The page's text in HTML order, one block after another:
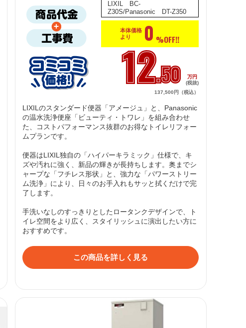
LIXIL BC-
Z30S/Panasonic DT-Z350
本体価格
より
0 %OFF!!
12.50
万円
(税抜)
137,500円（税込）
LIXILのスタンダード便器「アメージュ」と、Panasonic
の温水洗浄便座「ビューティ・トワレ」を組み合わせ
た、コストパフォーマンス抜群のお得なトイレリフォー
ムプランです。
便器はLIXIL独自の「ハイパーキラミック」仕様で、キ
ズや汚れに強く、新品の輝きが長持ちします。奥までシ
ャープな「フチレス形状」と、強力な「パワーストリー
ム洗浄」により、日々のお手入れもサッと拭くだけで完
了します。
手洗いなしのすっきりとしたロータンクデザインで、ト
イレ空間をより広く、スタイリッシュに演出したい方に
おすすめです。
この商品を詳しく見る